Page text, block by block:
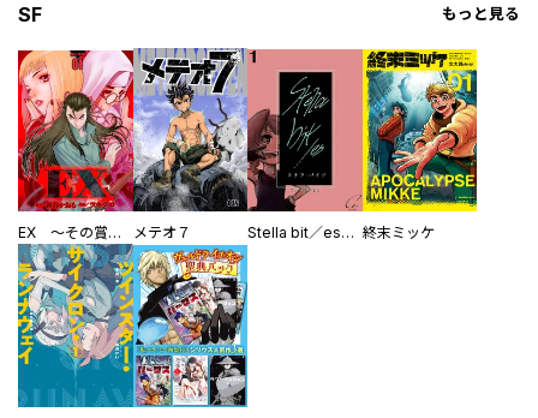
SF もっと見る
EX ～その賞金稼ぎは、世界の出口を探す～【単行本版】 メテオ７ Stella bit／es【単話版】 終末ミッケ